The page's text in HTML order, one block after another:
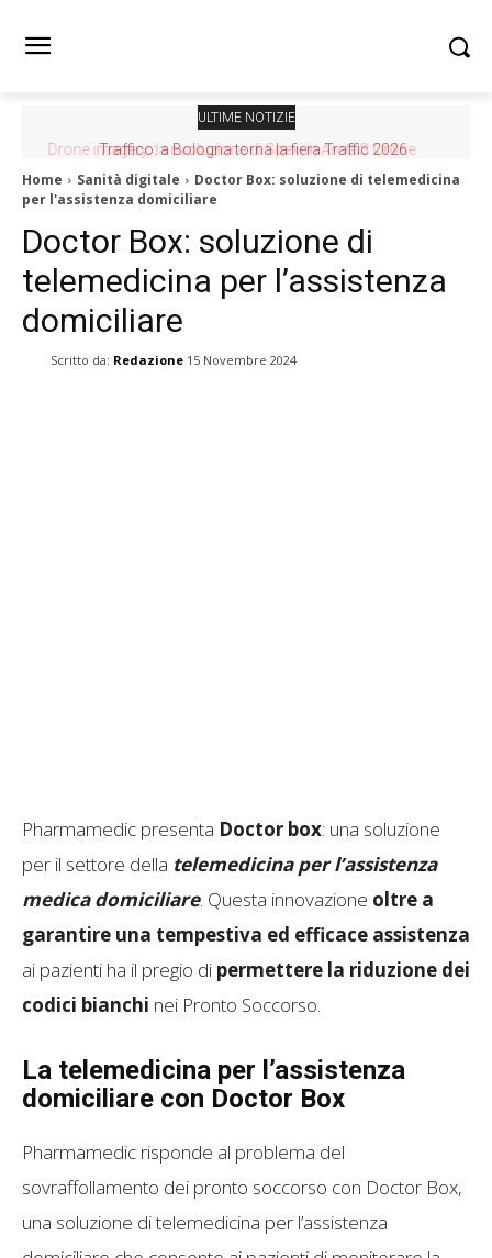
ULTIME NOTIZIE
Traffico: a Bologna torna la fiera Traffic 2026
Home Sanità digitale
Doctor Box: soluzione di telemedicina
per l'assistenza domiciliare
Doctor Box: soluzione di
telemedicina per l’assistenza
domiciliare
Scritto da: Redazione 15 Novembre 2024
Pharmamedic presenta Doctor box: una soluzione
per il settore della telemedicina per l’assistenza
medica domiciliare. Questa innovazione oltre a
garantire una tempestiva ed efficace assistenza
ai pazienti ha il pregio di permettere la riduzione dei
codici bianchi nei Pronto Soccorso.
La telemedicina per l’assistenza
domiciliare con Doctor Box
Pharmamedic risponde al problema del
sovraffollamento dei pronto soccorso con Doctor Box,
una soluzione di telemedicina per l’assistenza